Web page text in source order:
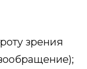
зрения